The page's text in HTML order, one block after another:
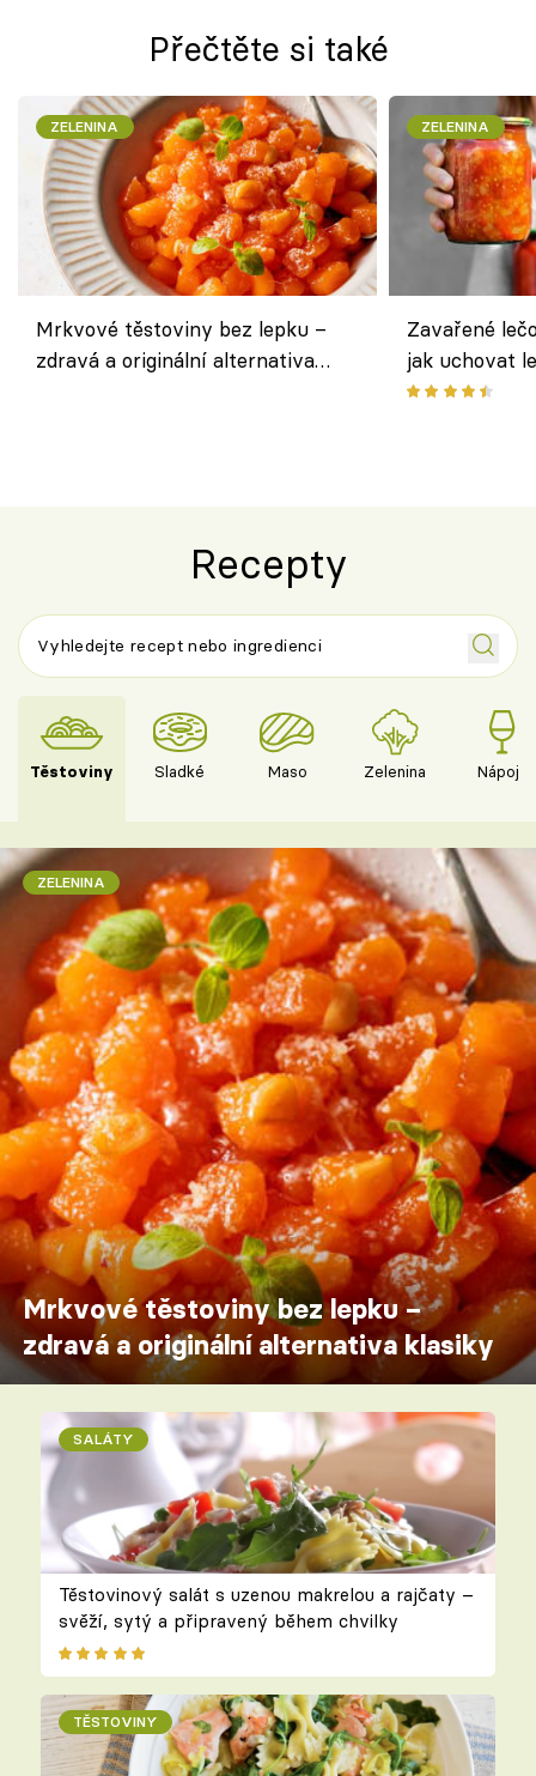
Přečtěte si také
ZELENINA
Mrkvové těstoviny bez lepku –
zdravá a originální alternativa
ZELENINA
Zavařené
jak uchovat
Recepty
Těstoviny Sladké Maso Zelenina Nápoje
ZELENINA
Mrkvové těstoviny bez lepku –
zdravá a originální alternativa klasiky
SALÁTY
Těstovinový salát s uzenou makrelou a rajčaty –
svěží, sytý a připravený během chvilky
TĚSTOVINY